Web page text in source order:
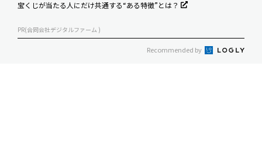
宝くじが当たる人にだけ共通する“ある特徴”とは？
PR(合同会社デジタルファーム )
Recommended by